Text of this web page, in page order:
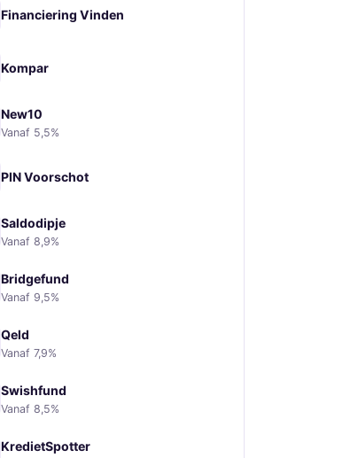
Financiering Vinden
Kompar
New10
Vanaf 5,5%
PIN Voorschot
Saldodipje
Vanaf 8,9%
Bridgefund
Vanaf 9,5%
Qeld
Vanaf 7,9%
Swishfund
Vanaf 8,5%
KredietSpotter